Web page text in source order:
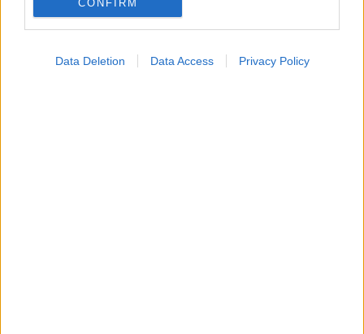
Opted Out
CONFIRM
Data Deletion Data Access Privacy Policy